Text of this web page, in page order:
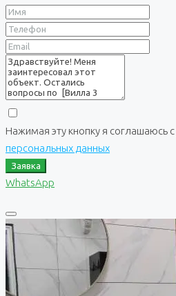
Нажимая эту кнопку я соглашаюсь с
персональных данных
Заявка
WhatsApp